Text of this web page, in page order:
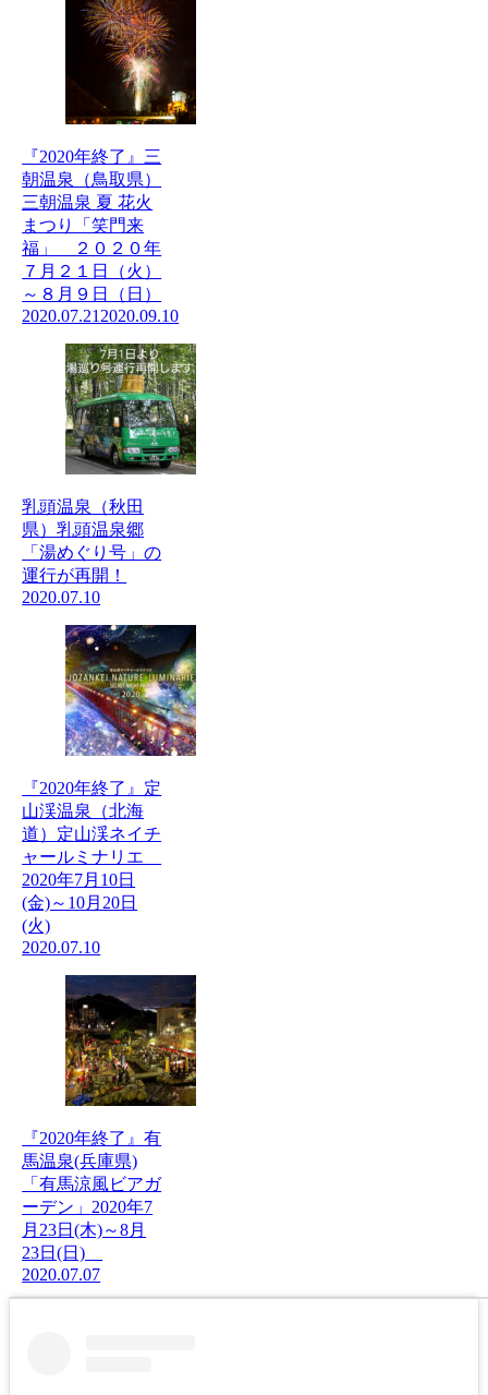
『2020年終了』三
朝温泉（鳥取県）
三朝温泉 夏 花火
まつり「笑門来
福」 ２０２０年
７月２１日（火）
～８月９日（日）
2020.07.21 2020.09.10
乳頭温泉（秋田
県）乳頭温泉郷
「湯めぐり号」の
運行が再開！
2020.07.10
『2020年終了』定
山渓温泉（北海
道）定山渓ネイチ
ャールミナリエ
2020年7月10日
(金)～10月20日
(火)
2020.07.10
『2020年終了』有
馬温泉(兵庫県)
「有馬涼風ビアガ
ーデン」2020年7
月23日(木)～8月
23日(日)
2020.07.07